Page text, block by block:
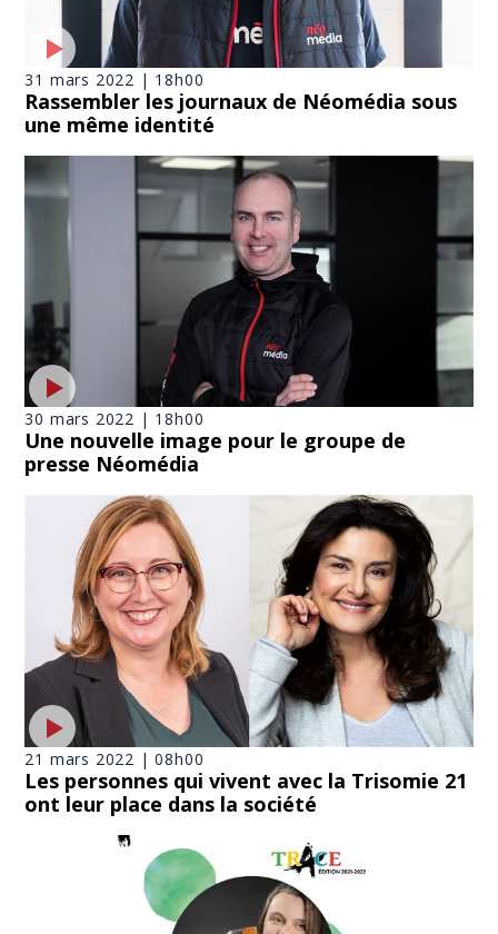
31 mars 2022 | 18h00
Rassembler les journaux de Néomédia sous
une même identité
30 mars 2022 | 18h00
Une nouvelle image pour le groupe de
presse Néomédia
21 mars 2022 | 08h00
Les personnes qui vivent avec la Trisomie 21
ont leur place dans la société